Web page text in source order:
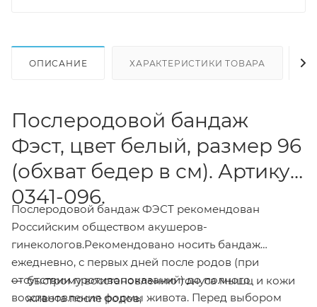
ОПИСАНИЕ ХАРАКТЕРИСТИКИ ТОВАРА
Послеродовой бандаж
Фэст, цвет белый, размер 96
(обхват бедер в см). Артикул
0341-096.
Послеродовой бандаж ФЭСТ рекомендован
Российским обществом акушеров-
гинекологов.Рекомендовано носить бандаж
ежедневно, с первых дней после родов (при
отсутствии противопоказаний) до полного
восстановления формы живота. Перед выбором
быстрому восстановлению тонуса мышц и кожи
живота после родов;